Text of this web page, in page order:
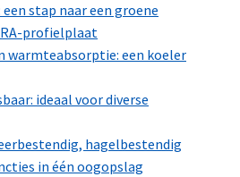
stap naar een groene
profielplaat
warmteabsorptie: een koeler
ideaal voor diverse
hagelbestendig
in één oogopslag